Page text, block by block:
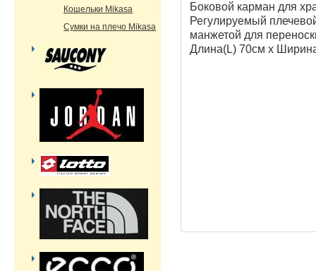
Боковой карман для
Регулируемый
манжетой для
Длина(L) 70см х
Кошельки Mikasa
Сумки на плечо Mikasa